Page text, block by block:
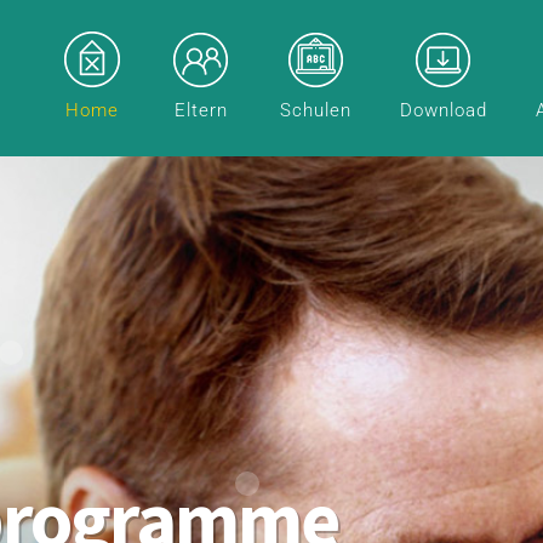
Home Eltern Schulen Download